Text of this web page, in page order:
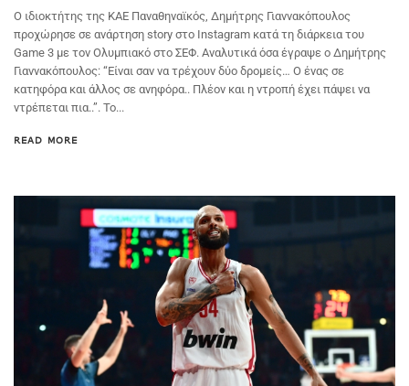
Ο ιδιοκτήτης της ΚΑΕ Παναθηναϊκός, Δημήτρης Γιαννακόπουλος
προχώρησε σε ανάρτηση story στο Instagram κατά τη διάρκεια του
Game 3 με τον Ολυμπιακό στο ΣΕΦ. Αναλυτικά όσα έγραψε ο Δημήτρης
Γιαννακόπουλος: “Είναι σαν να τρέχουν δύο δρομείς… Ο ένας σε
κατηφόρα και άλλος σε ανηφόρα.. Πλέον και η ντροπή έχει πάψει να
ντρέπεται πια..”. To...
READ MORE